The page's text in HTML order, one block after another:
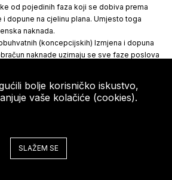
bolje korisničko iskustvo,
vaše kolačiće (cookies).
SLAŽEM SE
od pojedinih faza koji se dobiva prema
dopune na cjelinu plana. Umjesto toga
naknada.
(koncepcijskih) Izmjena i dopuna
naknade uzimaju se sve faze poslova
IZRADA PLANOVA
plana područja posebnih obilježja
plana područja posebnih obilježja